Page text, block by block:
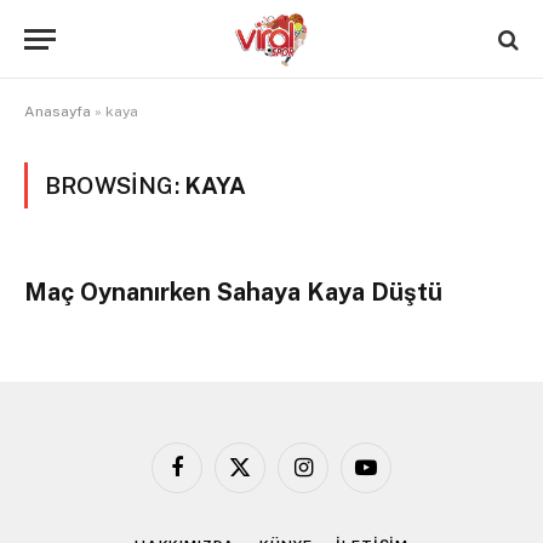
Anasayfa » kaya
BROWSING: KAYA
Maç Oynanırken Sahaya Kaya Düştü
Facebook
X
InstagramYouTube